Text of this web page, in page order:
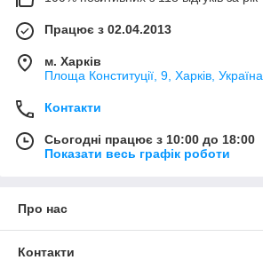
Працює з 02.04.2013
м. Харків
Площа Конституції, 9, Харків, Україна
Контакти
Сьогодні працює з 10:00 до 18:00
Показати весь графік роботи
Про нас
Контакти